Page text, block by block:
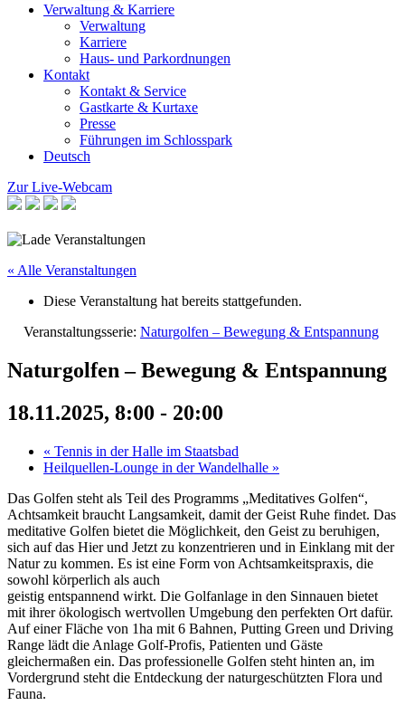
Verwaltung & Karriere
Verwaltung
Karriere
Haus- und Parkordnungen
Kontakt
Kontakt & Service
Gastkarte & Kurtaxe
Presse
Führungen im Schlosspark
Deutsch
Zur Live-Webcam
« Alle Veranstaltungen
Diese Veranstaltung hat bereits stattgefunden.
Veranstaltungsserie: Naturgolfen – Bewegung & Entspannung
Naturgolfen – Bewegung & Entspannung
18.11.2025, 8:00 - 20:00
« Tennis in der Halle im Staatsbad
Heilquellen-Lounge in der Wandelhalle »
Das Golfen steht als Teil des Programms „Meditatives Golfen“,
Achtsamkeit braucht Langsamkeit, damit der Geist Ruhe findet. Das
meditative Golfen bietet die Möglichkeit, den Geist zu beruhigen,
sich auf das Hier und Jetzt zu konzentrieren und in Einklang mit der
Natur zu kommen. Es ist eine Form von Achtsamkeitspraxis, die
sowohl körperlich als auch
geistig entspannend wirkt. Die Golfanlage in den Sinnauen bietet
mit ihrer ökologisch wertvollen Umgebung den perfekten Ort dafür.
Auf einer Fläche von 1ha mit 6 Bahnen, Putting Green und Driving
Range lädt die Anlage Golf-Profis, Patienten und Gäste
gleichermaßen ein. Das professionelle Golfen steht hinten an, im
Vordergrund steht die Entdeckung der naturgeschützten Flora und
Fauna.